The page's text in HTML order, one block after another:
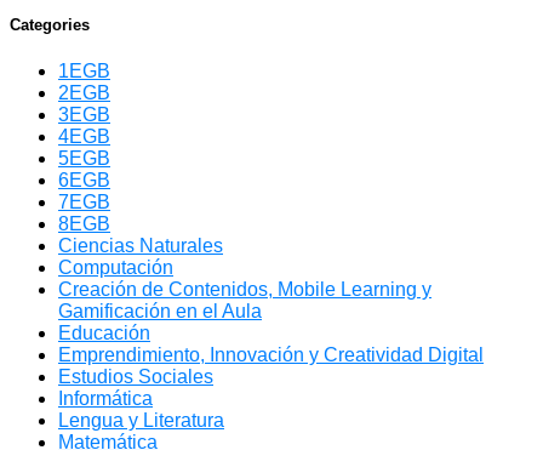
Categories
1EGB
2EGB
3EGB
4EGB
5EGB
6EGB
7EGB
8EGB
Ciencias Naturales
Computación
Creación de Contenidos, Mobile Learning y
Gamificación en el Aula
Educación
Emprendimiento, Innovación y Creatividad Digital
Estudios Sociales
Informática
Lengua y Literatura
Matemática